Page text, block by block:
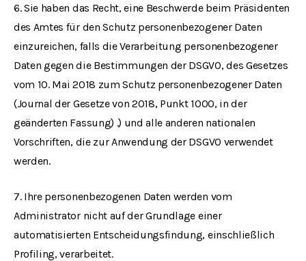
6. Sie haben das Recht, eine Beschwerde beim Präsidenten
des Amtes für den Schutz personenbezogener Daten
einzureichen, falls die Verarbeitung personenbezogener
Daten gegen die Bestimmungen der DSGVO, des Gesetzes
vom 10. Mai 2018 zum Schutz personenbezogener Daten
(Journal der Gesetze von 2018, Punkt 1000, in der
geänderten Fassung) .) und alle anderen nationalen
Vorschriften, die zur Anwendung der DSGVO verwendet
werden.
7. Ihre personenbezogenen Daten werden vom
Administrator nicht auf der Grundlage einer
automatisierten Entscheidungsfindung, einschließlich
Profiling, verarbeitet.